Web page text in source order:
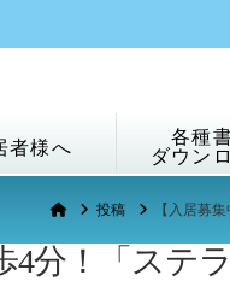
者様へ
各種
ダウン
Home投稿 【入居募
4分！「ステ